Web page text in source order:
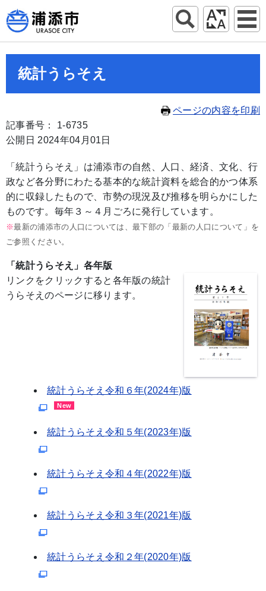
統計うらそえ
ページの内容を印刷
記事番号： 1-6735
公開日 2024年04月01日
「統計うらそえ」は浦添市の自然、人口、経済、文化、行
政など各分野にわたる基本的な統計資料を総合的かつ体系
的に収録したもので、市勢の現況及び推移を明らかにした
ものです。毎年３～４月ごろに発行しています。
※最新の浦添市の人口については、最下部の「最新の人口について」を
ご参照ください。
「統計うらそえ」各年版
リンクをクリックすると各年版の統計
うらそえのページに移ります。
統計うらそえ令和６年(2024年)版
New
統計うらそえ令和５年(2023年)版
統計うらそえ令和４年(2022年)版
統計うらそえ令和３年(2021年)版
統計うらそえ令和２年(2020年)版